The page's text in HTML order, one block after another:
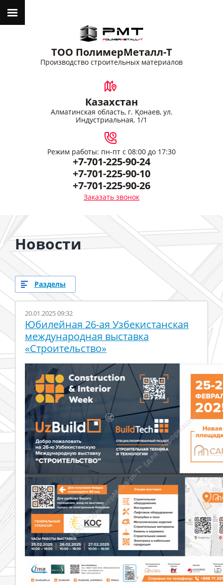
ТОО ПолимерМеталл-Т
Производство строительных материалов
Казахстан
Алматинская область, г. Қонаев, ул.
Индустриальная, 1/1
Режим работы: пн-пт с 08:00 до 17:30
+7-701-225-90-24
+7-701-225-90-10
+7-701-225-90-26
Заказать звонок
Новости
Разделы
20.01.2025 09:32
Юбилейная 26-ая Узбекистанская
международная выставка
«Строительство»